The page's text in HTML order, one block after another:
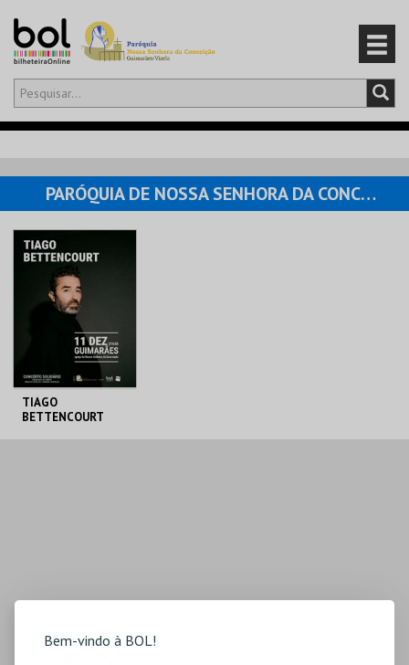
Bem-vindo à BOL!
Olá,iniciar sessão
CARRINHO
EVENTOS
CARTÕES
PRODUTOS
PARÓQUIA DE NOSSA SENHORA DA CONCEIÇÃO
TIAGO
BETTENCOURT